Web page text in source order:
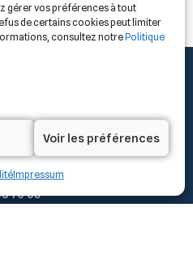
gérer vos préférences à tout
de certains cookies peut limiter
consultez notrePolitique
Voir les préférences
Impressum
de la Paix Nord,
70 65